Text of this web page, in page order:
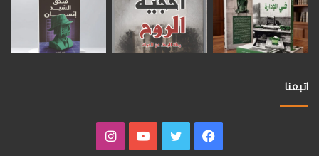
اتبعنا
فيسبوكتويتر يوتيوبانستقرام